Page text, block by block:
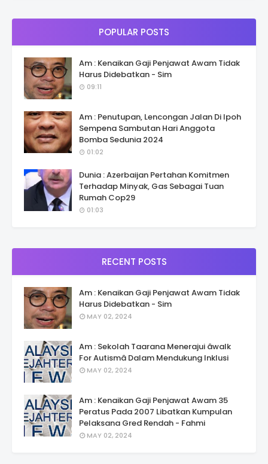
POPULAR POSTS
Am : Kenaikan Gaji Penjawat Awam Tidak
Harus Didebatkan - Sim
09:11
Am : Penutupan, Lencongan Jalan Di Ipoh
Sempena Sambutan Hari Anggota
Bomba Sedunia 2024
01:02
Dunia : Azerbaijan Pertahan Komitmen
Terhadap Minyak, Gas Sebagai Tuan
Rumah Cop29
01:03
RECENT POSTS
Am : Kenaikan Gaji Penjawat Awam Tidak
Harus Didebatkan - Sim
MAY 02, 2024
Am : Sekolah Taarana Menerajui âwalk
For Autismâ Dalam Mendukung Inklusi
MAY 02, 2024
Am : Kenaikan Gaji Penjawat Awam 35
Peratus Pada 2007 Libatkan Kumpulan
Pelaksana Gred Rendah - Fahmi
MAY 02, 2024